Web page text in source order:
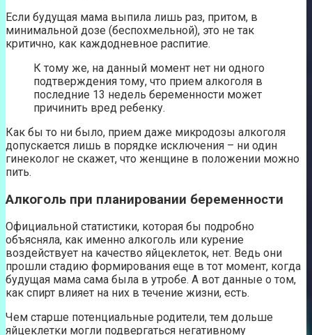
Если будущая мама выпила лишь раз, притом, в
минимальной дозе (беспохмельной), это не так
критично, как каждодневное распитие.
К тому же, на данный момент нет ни одного
подтверждения тому, что прием алкоголя в
последние 13 недель беременности может
причинить вред ребенку.
Как бы то ни было, прием даже микродозы алкоголя
допускается лишь в порядке исключения – ни один
гинеколог не скажет, что женщине в положении можно
пить.
Алкоголь при планировании беременности
Официальной статистики, которая бы подробно
объясняла, как именно алкоголь или курение
воздействует на качество яйцеклеток, нет. Ведь они
прошли стадию формирования еще в тот момент, когда
будущая мама сама была в утробе. А вот данные о том,
как спирт влияет на них в течение жизни, есть.
Чем старше потенциальные родители, тем дольше
яйцеклетки могли подвергаться негативному